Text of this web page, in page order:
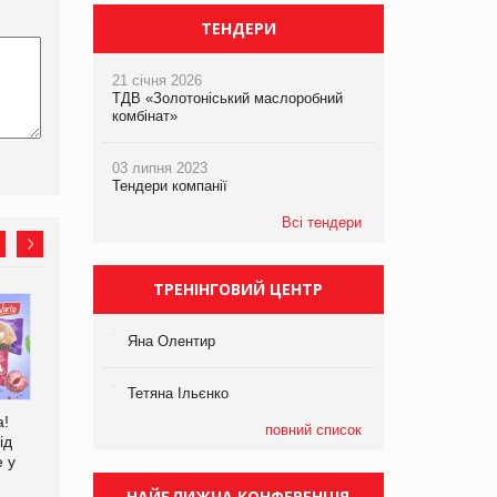
у
EVA.UA запустила
кампанію «Хто б знав» про
платформі
Kraft Heinz скоротила
ТЕНДЕРИ
21 січня 2026
ТДВ «Золотоніський маслоробний
комбінат»
03 липня 2023
Тендери компанії
Всі тендери
ТРЕНІНГОВИЙ ЦЕНТР
Яна Олентир
Тетяна Ільєнко
повний список